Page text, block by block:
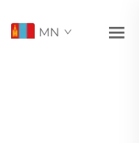
MN